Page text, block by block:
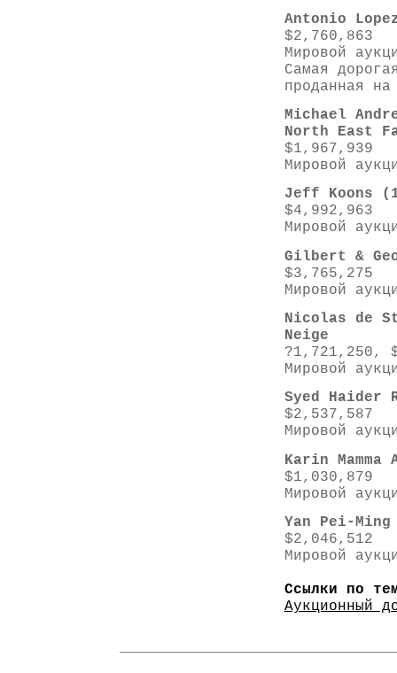
Antonio
$2,760,863
Мировой
Самая
проданная на
Michael
North East
$1,967,939
Мировой
Jeff Koons
$4,992,963
Мировой
Gilbert &
$3,765,275
Мировой
Nicolas de
Neige
?1,721,250,
Мировой
Syed Haider
$2,537,587
Мировой
Karin
$1,030,879
Мировой
Yan Pei-
$2,046,512
Мировой
Ссылки по
Аукционный